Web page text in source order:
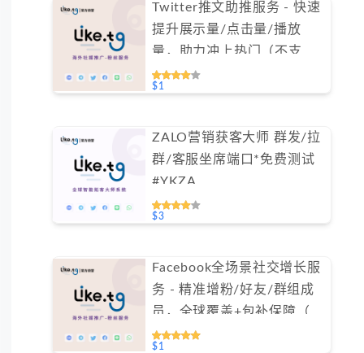
Twitter推文助推服务 - 快速
提升展示量/点击量/播放
量，助力冲上热门（不支持
免费测试）
$1
ZALO营销获客大师 群发/拉
群/客服坐席端口*免费测试
#YKZA
$3
Facebook全场景社交增长服
务 - 精准增粉/好友/群组成
员，全球覆盖+包补保障（不
支持免费测试）
$1